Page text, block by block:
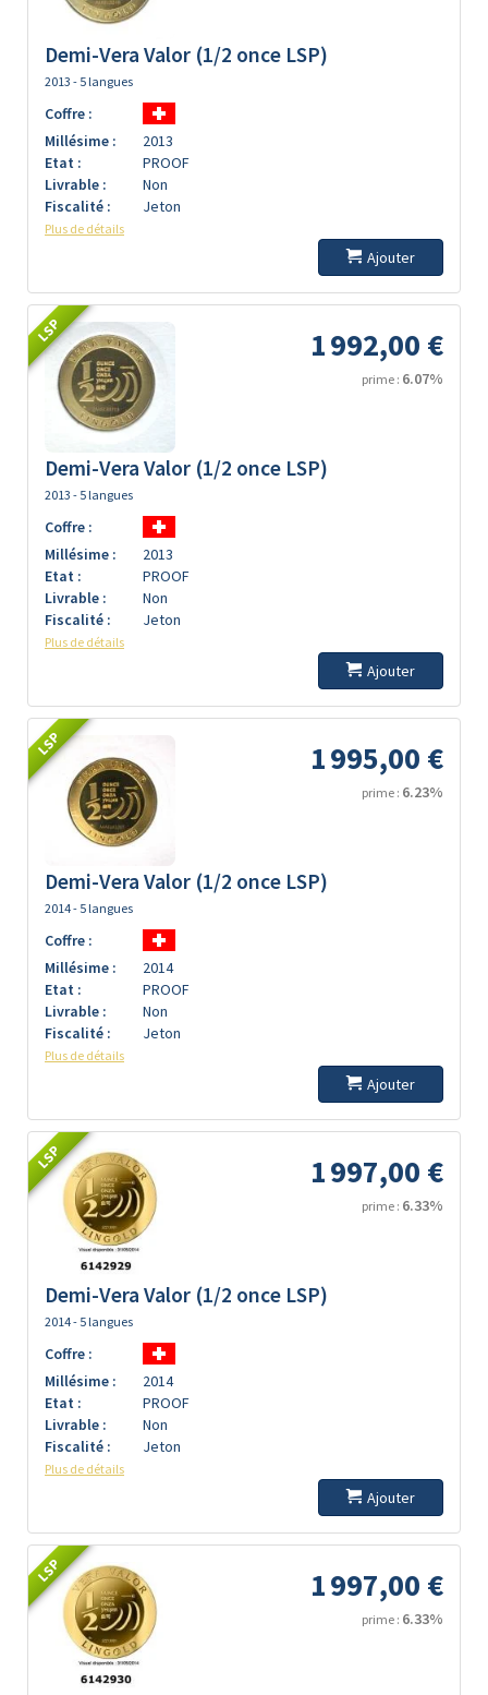
Demi-Vera Valor (1/2 once LSP)
2013 - 5 langues
Coffre :
Millésime :
2013
Etat :
PROOF
Livrable :
Non
Fiscalité :
Jeton
Plus de détails
Ajouter
LSP 1 992,00 €
prime : 6.07%
Demi-Vera Valor (1/2 once LSP)
2013 - 5 langues
Coffre :
Millésime :
2013
Etat :
PROOF
Livrable :
Non
Fiscalité :
Jeton
Plus de détails
Ajouter
LSP 1 995,00 €
prime : 6.23%
Demi-Vera Valor (1/2 once LSP)
2014 - 5 langues
Coffre :
Millésime :
2014
Etat :
PROOF
Livrable :
Non
Fiscalité :
Jeton
Plus de détails
Ajouter
LSP 1 997,00 €
prime : 6.33%
Demi-Vera Valor (1/2 once LSP)
2014 - 5 langues
Coffre :
Millésime :
2014
Etat :
PROOF
Livrable :
Non
Fiscalité :
Jeton
Plus de détails
Ajouter
LSP 1 997,00 €
prime : 6.33%